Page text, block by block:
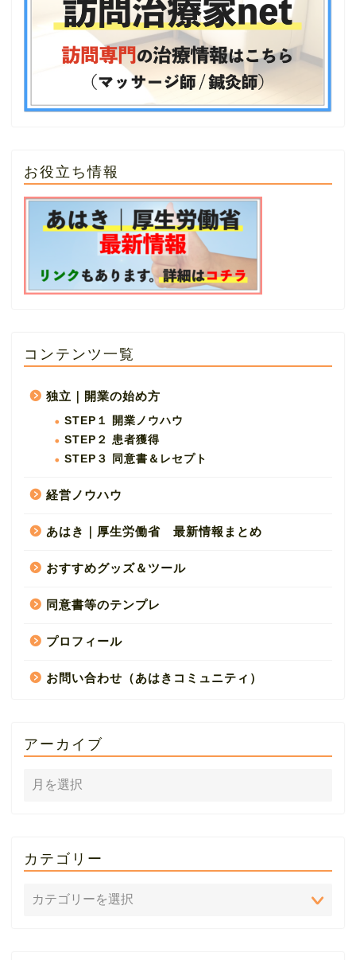
お役立ち情報
コンテンツ一覧
独立｜開業の始め方
STEP１ 開業ノウハウ
STEP２ 患者獲得
STEP３ 同意書＆レセプト
経営ノウハウ
あはき｜厚生労働省 最新情報まとめ
おすすめグッズ＆ツール
同意書等のテンプレ
プロフィール
お問い合わせ（あはきコミュニティ）
アーカイブ
カテゴリー